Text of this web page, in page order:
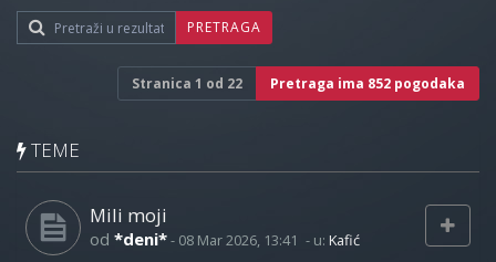
PRETRAGA
Stranica 1 od 22 Pretraga ima 852 pogodaka
TEME
Mili moji
od *deni*- 08 Mar 2026, 13:41 - u: Kafić